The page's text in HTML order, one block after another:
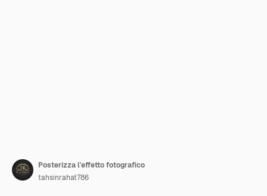
Posterizza l'effetto fotografico
tahsinrahat786